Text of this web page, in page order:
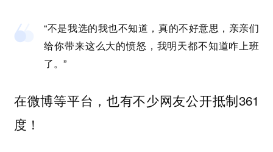
“不是我选的我也不知道，真的不好意思，亲亲们
给你带来这么大的愤怒，我明天都不知道咋上班
了。”
在微博等平台，也有不少网友公开抵制361
度！